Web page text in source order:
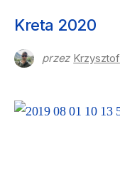
Kreta 2020
przez Krzysztof